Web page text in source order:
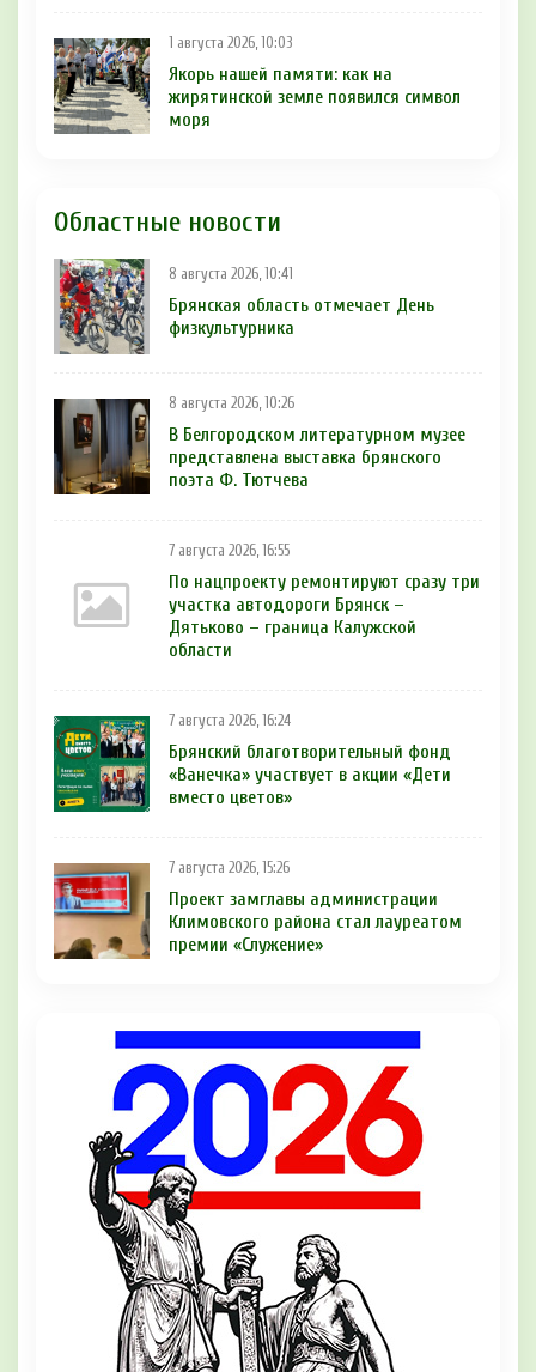
1 августа 2026, 10:03
Якорь нашей памяти: как на
жирятинской земле появился символ
моря
Областные новости
8 августа 2026, 10:41
Брянская область отмечает День
физкультурника
8 августа 2026, 10:26
В Белгородском литературном музее
представлена выставка брянского
поэта Ф. Тютчева
7 августа 2026, 16:55
По нацпроекту ремонтируют сразу три
участка автодороги Брянск –
Дятьково – граница Калужской
области
7 августа 2026, 16:24
Брянский благотворительный фонд
«Ванечка» участвует в акции «Дети
вместо цветов»
7 августа 2026, 15:26
Проект замглавы администрации
Климовского района стал лауреатом
премии «Служение»